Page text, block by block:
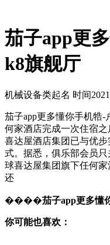
茄子app更
k8旗舰厅
机械设备类起名 时间
茄子app更多懂你手机牿
何家酒店完成一次住宿之
喜达屋酒店集团已与优
式。据悉，俱乐部会员
球喜达屋集团旗下任何
还
����茄子app更多懂
你可能也喜欢：